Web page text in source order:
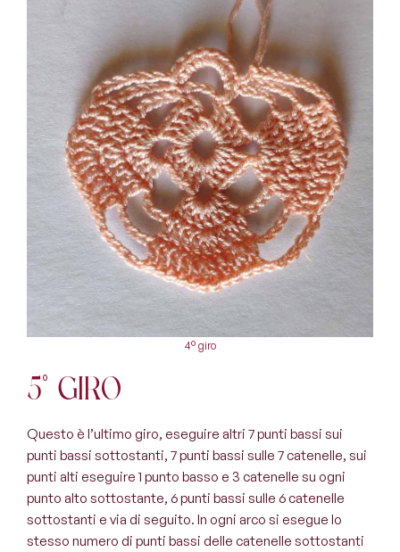
4° giro
5° giro
Questo è l’ultimo giro, eseguire altri 7 punti bassi sui
punti bassi sottostanti, 7 punti bassi sulle 7 catenelle, sui
punti alti eseguire 1 punto basso e 3 catenelle su ogni
punto alto sottostante, 6 punti bassi sulle 6 catenelle
sottostanti e via di seguito. In ogni arco si esegue lo
stesso numero di punti bassi delle catenelle sottostanti